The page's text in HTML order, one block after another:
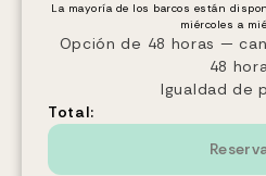
La mayoría de los barcos están
miércoles a
Opción de 48 horas —
48
Igualdad de
Total: